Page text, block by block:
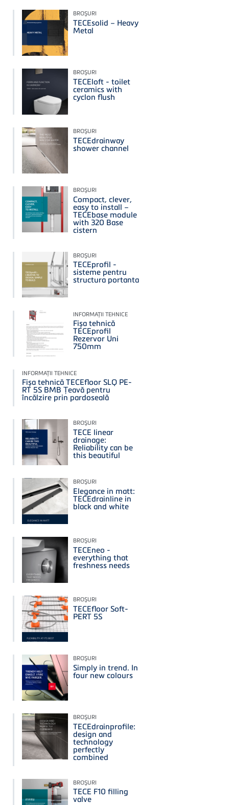
BROŞURI
TECEsolid – Heavy
Metal
BROŞURI
TECEloft - toilet
ceramics with
cyclon flush
BROŞURI
TECEdrainway
shower channel
BROŞURI
Compact, clever,
easy to install –
TECEbase module
with 320 Base
cistern
BROŞURI
TECEprofil -
sisteme pentru
structura portanta
INFORMAŢII TEHNICE
Fișa tehnică
TECEprofil
Rezervor Uni
750mm
INFORMAŢII TEHNICE
Fișa tehnică TECEfloor SLQ PE-
RT 5S BMB Țeavă pentru
încălzire prin pardoseală
BROŞURI
TECE linear
drainage:
Reliability can be
this beautiful
BROŞURI
Elegance in matt:
TECEdrainline in
black and white
BROŞURI
TECEneo -
everything that
freshness needs
BROŞURI
TECEfloor Soft-
PERT 5S
BROŞURI
Simply in trend. In
four new colours
BROŞURI
TECEdrainprofile:
design and
technology
perfectly
combined
BROŞURI
TECE F10 filling
valve